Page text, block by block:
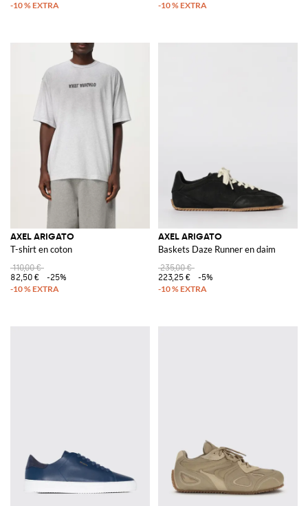
AXEL ARIGATO
T-shirt en coton
110,00 €
82,50 €
-25%
AXEL ARIGATO
Baskets Daze Runner en daim
235,00 €
223,25 €
-5%